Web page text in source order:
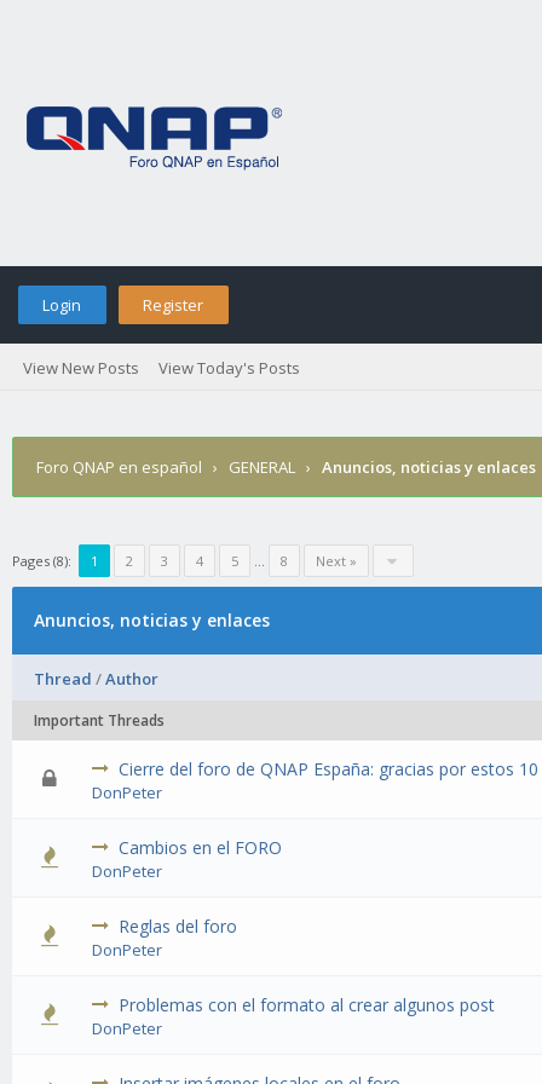
Login Register
View New Posts View Today's Posts
Foro QNAP en español › GENERAL › Anuncios, noticias y enlaces
Pages (8): 1 2 3 4 5 … 8 Next »
Anuncios, noticias y enlaces
Thread /Author
Important Threads
Cierre del foro de QNAP España: gracias por estos
DonPeter
Cambios en el FORO
DonPeter
Reglas del foro
DonPeter
Problemas con el formato al crear algunos post
DonPeter